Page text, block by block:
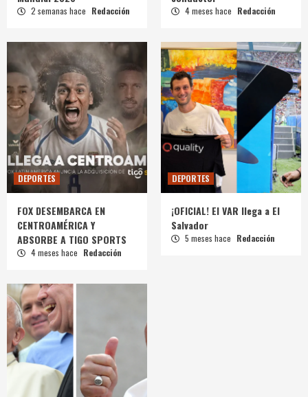
2 semanas hace Redacción 4 meses hace Redacción
DEPORTES
FOX DESEMBARCA EN
CENTROAMÉRICA Y
ABSORBE A TIGO SPORTS
4 meses hace Redacción
DEPORTES
¡OFICIAL! El VAR llega a El
Salvador
5 meses hace Redacción